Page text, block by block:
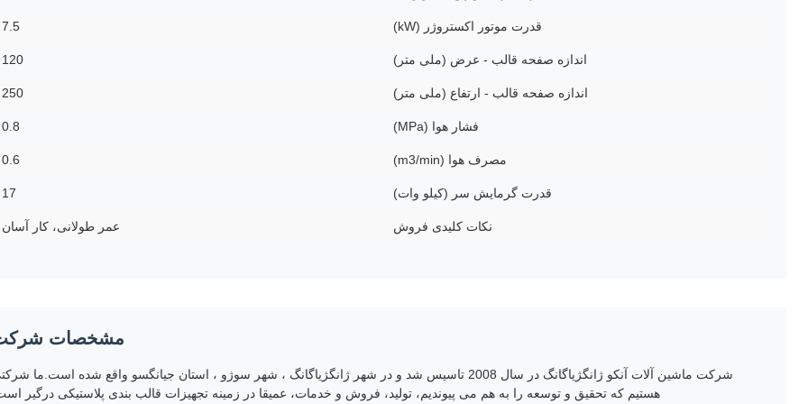
قدرت موتور اکستروژر (kW) 7.5
اندازه صفحه قالب - عرض (ملی متر) 120
اندازه صفحه قالب - ارتفاع (ملی متر) 250
فشار هوا (MPa) 0.8
مصرف هوا (m3/min) 0.6
قدرت گرمایش سر (کیلو وات) 17
نکات کلیدی فروش عمر طولانی، کار آسان
مشخصات
شرکت ماشین آلات آنکو ژانگژیاگانگ در سال 2008 تاسیس شد و در شهر ژانگژیاگانگ ، شهر سوژو ، استان جیانگسو واقع شده است.ما
هستیم که تحقیق و توسعه را به هم می پیوندیم، تولید، فروش و خدمات، عمیقا در زمینه تجهیزات قالب بندی پلاستیکی درگیر